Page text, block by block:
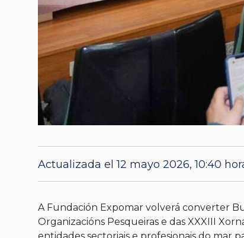
Actualizada el 12 mayo 2026, 10:40
A Fundación Expomar volverá converter
Organizacións Pesqueiras e das XXXIII